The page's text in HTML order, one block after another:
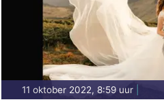
11 oktober 2022, 8:59 uur|